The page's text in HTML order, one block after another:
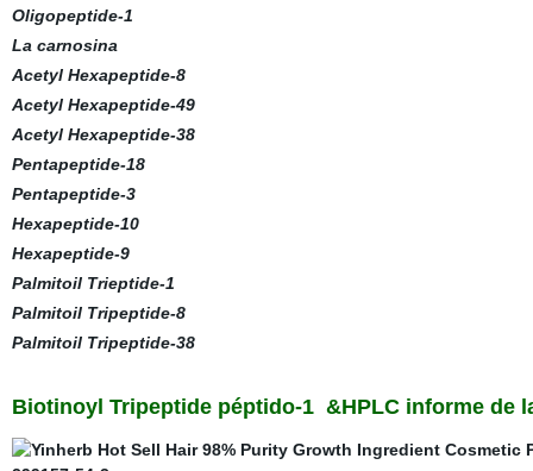
Oligopeptide-1
La carnosina
Acetyl Hexapeptide-8
Acetyl Hexapeptide-49
Acetyl Hexapeptide-38
Pentapeptide-18
Pentapeptide-3
Hexapeptide-10
Hexapeptide-9
Palmitoil Trieptide-1
Palmitoil Tripeptide-8
Palmitoil Tripeptide-38
Biotinoyl Tripeptide péptido-1 &HPLC informe de